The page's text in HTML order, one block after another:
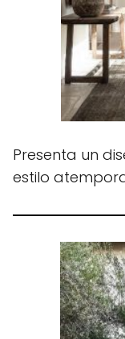
Presenta un
estilo